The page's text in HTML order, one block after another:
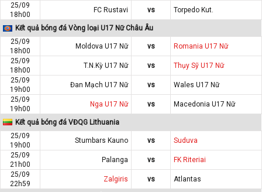
25/09
18h00
FC Rustavi vs Torpedo Kut.
Kết quả bóng đá Vòng loại U17 Nữ Châu Âu
25/09
18h00
Moldova U17 Nữ vs
Romania U17 Nữ
25/09
18h00
T.N.Kỳ U17 Nữ vs
Thụy Sỹ U17 Nữ
25/09
19h00
Đan Mạch U17 Nữ vs
Wales U17 Nữ
25/09
19h00
Nga U17 Nữ vs Macedonia U17 Nữ
Kết quả bóng đá VĐQG Lithuania
25/09
19h00
Stumbars Kauno vs
Suduva
25/09
21h00
Palanga vs
FK Riteriai
25/09
22h59
Zalgiris vs Atlantas